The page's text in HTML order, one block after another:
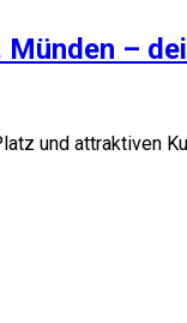
Münden –
und attraktiven